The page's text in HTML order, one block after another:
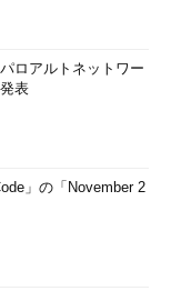
うになります。例
グループのパスワ
testgroup」グル
」コマンドの設定
ロアルトネットワー
表
」の「November 2